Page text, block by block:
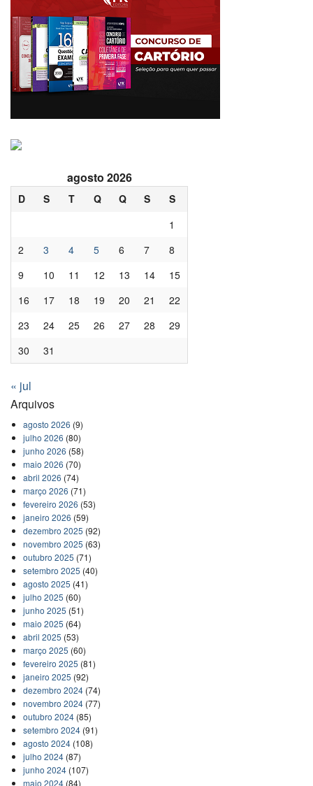
agosto 2026
D S T Q Q S
S
1
2
3 4 5 6 7
8
9
10 11 12 13 14
15
16
17 18 19 20 21
22
23
24 25 26 27 28
29
30
31
« jul
Arquivos
agosto 2026 (9)
julho 2026 (80)
junho 2026 (58)
maio 2026 (70)
abril 2026 (74)
março 2026 (71)
fevereiro 2026 (53)
janeiro 2026 (59)
dezembro 2025 (92)
novembro 2025 (63)
outubro 2025 (71)
setembro 2025 (40)
agosto 2025 (41)
julho 2025 (60)
junho 2025 (51)
maio 2025 (64)
abril 2025 (53)
março 2025 (60)
fevereiro 2025 (81)
janeiro 2025 (92)
dezembro 2024(74)
novembro 2024(77)
outubro 2024(85)
setembro 2024(91)
agosto 2024(108)
julho 2024(87)
junho 2024(107)
maio 2024(84)